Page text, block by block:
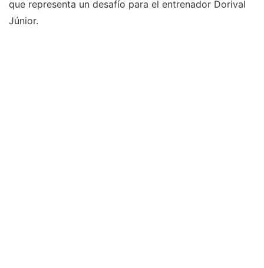
que representa un desafío para el entrenador Dorival
Júnior.